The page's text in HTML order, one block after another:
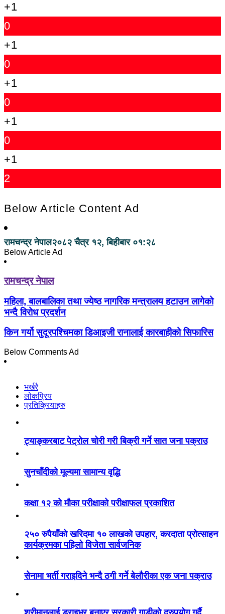
+1
0
+1
0
+1
0
+1
0
+1
2
Below Article Content Ad
रामचन्द्र नेपाल२०८२ चैत्र १२, बिहीबार ०१:२८
Below Article Ad
रामचन्द्र नेपाल
महिला, बालबालिका तथा ज्येष्ठ नागरिक मन्त्रालय हटाउन लागेको
भन्दै विरोध प्रदर्शन
किन गर्यो सुदूरपश्चिमका डिआइजी रानालाई कारबाहीको सिफारिस
Below Comments Ad
भर्खरै
लोकप्रिय
प्रतिक्रियाहरु
ट्याङ्करबाट पेट्रोल चोरी गरी बिक्री गर्ने सात जना पक्राउ
सुनचाँदीको मूल्यमा सामान्य वृद्धि
कक्षा १२ को मौका परीक्षाको परीक्षाफल प्रकाशित
२५० रुपैयाँको खरिदमा १० लाखको उपहार, करदाता प्रोत्साहन
कार्यक्रमका पहिलो विजेता सार्वजनिक
सेनामा भर्ती गराइदिने भन्दै ठगी गर्ने बेलौरीका एक जना पक्राउ